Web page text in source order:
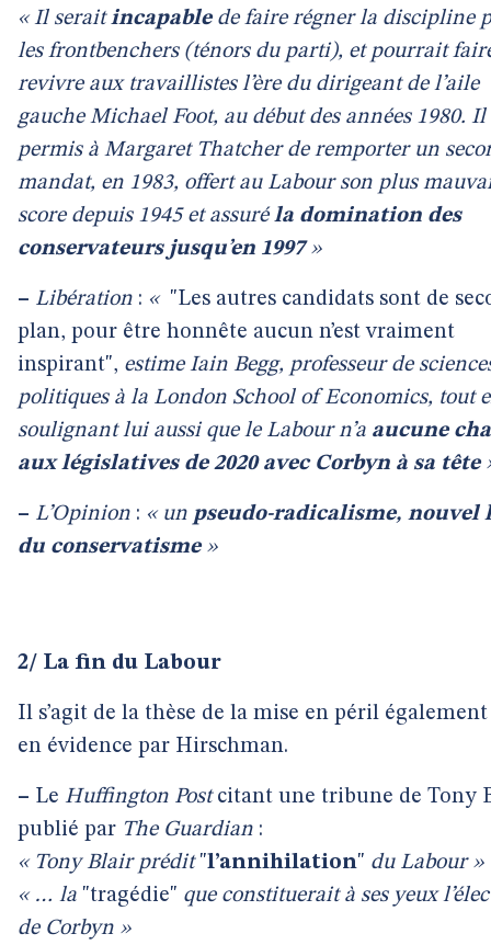
« Il seraitincapablede faire régner la discipline
les frontbenchers (ténors du parti), et pourrait
revivre aux travaillistes l’ère du dirigeant de l’aile
gauche Michael Foot, au début des années 1980.
permis à Margaret Thatcher de remporter un
mandat, en 1983, offert au Labour son plus
score depuis 1945 et assuré la domination des
conservateurs jusqu’en 1997»
– Libération : « "Les autres candidats sont de
plan, pour être honnête aucun n’est vraiment
inspirant", estime Iain Begg, professeur de
politiques à la London School of Economics, tout
soulignant lui aussi que le Labour n’a aucune
aux législatives de 2020 avec Corbyn à sa tête
– L’Opinion : « un pseudo-radicalisme, nouvel
du conservatisme»
2/ La fin du Labour
Il s’agit de la thèse de la mise en péril
en évidence par Hirschman.
– Le Huffington Postcitant une tribune de Tony
publié par The Guardian :
« Tony Blair prédit "l’annihilation" du Labour »
« … la "tragédie" que constituerait à ses yeux
de Corbyn »